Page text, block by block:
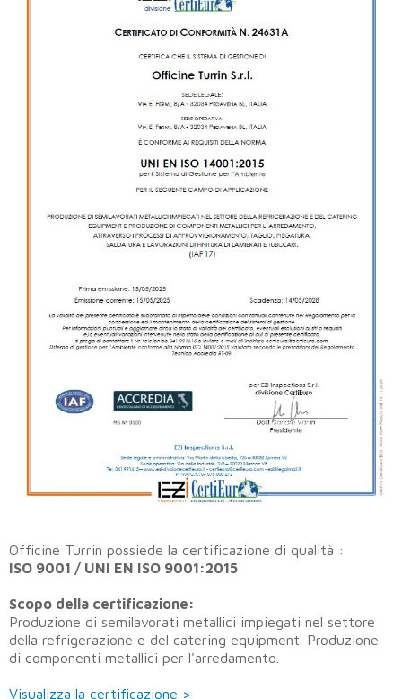
Officine Turrin possiede la certificazione di qualità :
ISO 9001 / UNI EN ISO 9001:2015
Scopo della certificazione:
Produzione di semilavorati metallici impiegati nel settore
della refrigerazione e del catering equipment. Produzione
di componenti metallici per l'arredamento.
Visualizza la certificazione >